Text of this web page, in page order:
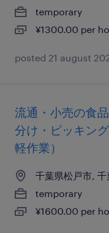
temporary
¥1300.00 per
posted 21 august
流通・小売の食
分け・ピッキン
軽作業）
千葉県松戸市, 千
temporary
¥1600.00 per